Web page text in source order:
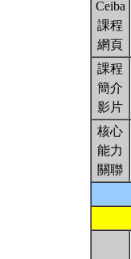
Ceiba
課程
網頁
課程
簡介
影片
核心
能力
關聯